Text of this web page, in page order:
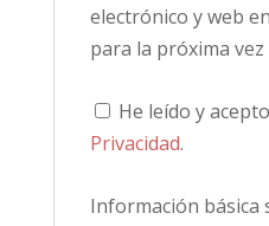
electrónico y web
para la próxima
He leído y
Privacidad.
Información básica